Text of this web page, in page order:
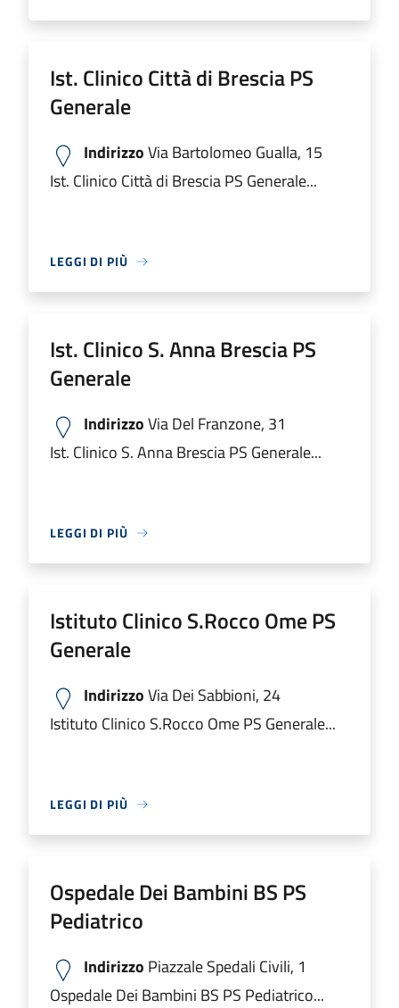
Ist. Clinico Città di Brescia PS
Generale
IndirizzoVia Bartolomeo Gualla, 15
Ist. Clinico Città di Brescia PS Generale...
LEGGI DI PIÙ
Ist. Clinico S. Anna Brescia PS
Generale
IndirizzoVia Del Franzone, 31
Ist. Clinico S. Anna Brescia PS Generale...
LEGGI DI PIÙ
Istituto Clinico S.Rocco Ome PS
Generale
IndirizzoVia Dei Sabbioni, 24
Istituto Clinico S.Rocco Ome PS Generale...
LEGGI DI PIÙ
Ospedale Dei Bambini BS PS
Pediatrico
Indirizzo Piazzale Spedali Civili, 1
Ospedale Dei Bambini BS PS Pediatrico...